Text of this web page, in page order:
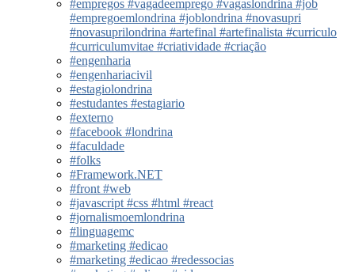
#empregos #vagadeemprego #vagaslondrina #job
#empregoemlondrina #joblondrina #novasupri
#novasuprilondrina #artefinal #artefinalista #curriculo
#curriculumvitae #criatividade #criação
#engenharia
#engenhariacivil
#estagiolondrina
#estudantes #estagiario
#externo
#facebook #londrina
#faculdade
#folks
#Framework.NET
#front #web
#javascript #css #html #react
#jornalismoemlondrina
#linguagemc
#marketing #edicao
#marketing #edicao #redessocias